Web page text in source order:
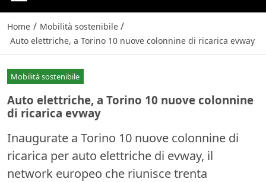
Home / Mobilità sostenibile /
Auto elettriche, a Torino 10 nuove colonnine di ricarica evway
Mobilità sostenibile
Auto elettriche, a Torino 10 nuove colonnine
di ricarica evway
Inaugurate a Torino 10 nuove colonnine di
ricarica per auto elettriche di evway, il
network europeo che riunisce trenta